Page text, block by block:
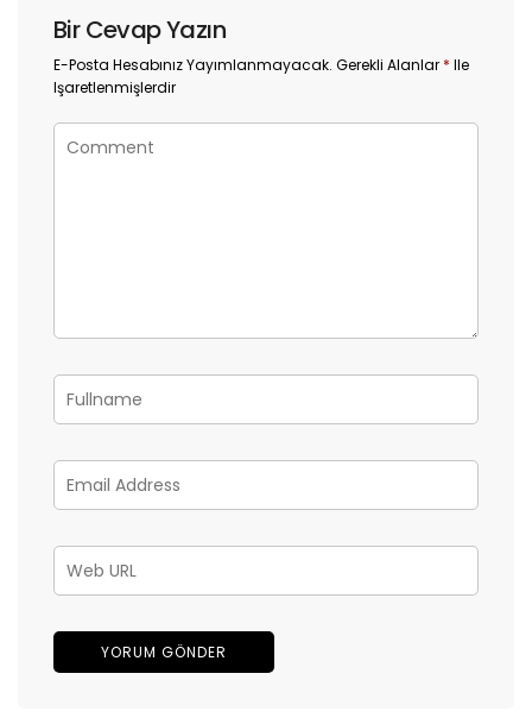
Bir Cevap Yazın
E-Posta Hesabınız Yayımlanmayacak. Gerekli Alanlar * Ile
Işaretlenmişlerdir